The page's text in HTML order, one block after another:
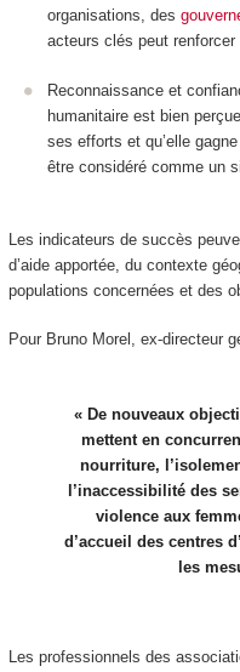
organisations, des
acteurs clés peut
Reconnaissance et
humanitaire est bien
ses efforts et qu’elle
être considéré comme un
Les indicateurs de succès
d’aide apportée, du contexte
populations concernées et des
Pour Bruno Morel, ex-directeur
« De nouveaux
mettent en
nourriture,
l’inaccessibilité des
violence aux
d’accueil des centres
les
Les professionnels des